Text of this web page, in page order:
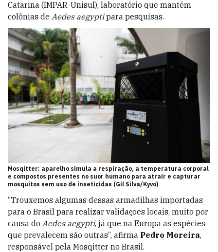
Catarina (IMPAR-Unisul), laboratório que mantém
colônias de Aedes aegyptipara pesquisas.
Mosqitter: aparelho simula a respiração, a temperatura corporal
e compostos presentes no suor humano para atrair e capturar
mosquitos sem uso de inseticidas (Gil Silva/Kyvo)
“Trouxemos algumas dessas armadilhas importadas
para o Brasil para realizar validações locais, muito por
causa do Aedes aegypti, já que na Europa as espécies
que prevalecem são outras”, afirma Pedro Moreira,
responsável pela Mosqitter no Brasil.